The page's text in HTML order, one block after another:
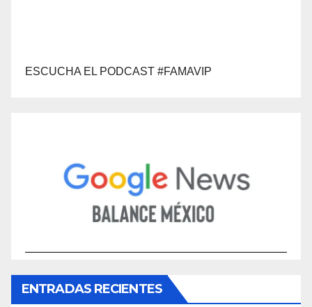
ESCUCHA EL PODCAST #FAMAVIP
ENTRADAS RECIENTES